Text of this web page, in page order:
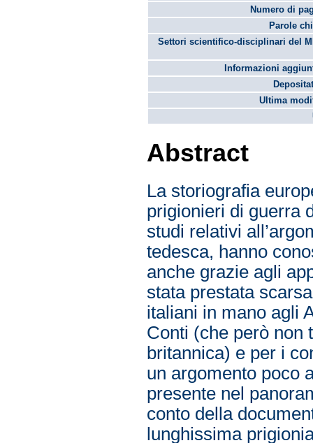
Numero di
Parole
Settori scientifico-disciplinari del
Informazioni
Ultima
Abstract
La storiografia
prigionieri di guerra
studi relativi
tedesca, hanno
anche grazie agli
stata prestata
italiani in mano agli
Conti (che però non
britannica) e per i
un argomento poco
presente nel
conto della
lunghissima